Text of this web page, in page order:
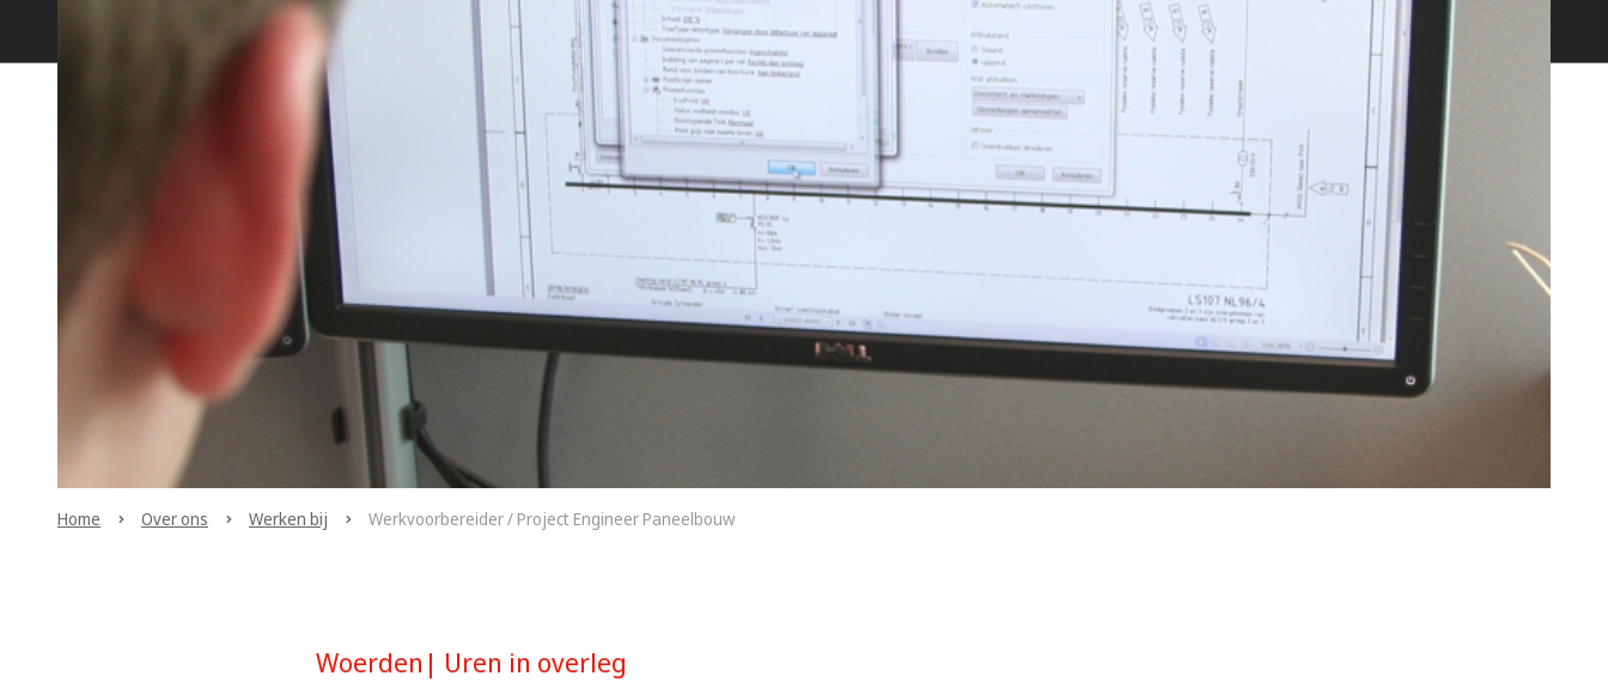
Home Over ons Werken bij Werkvoorbereider / Project Engineer Paneelbouw
Woerden| Uren in overleg